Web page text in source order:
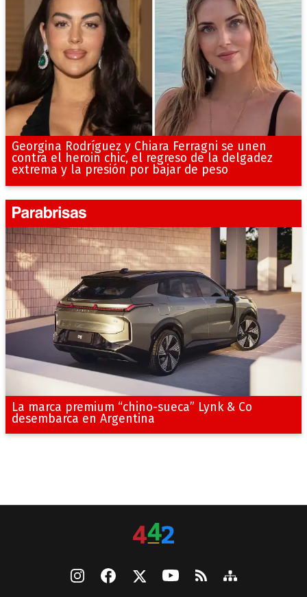
Georgina Rodríguez y Chiara Ferragni se unen
contra el heroin chic, el regreso de la delgadez
extrema y la presión por bajar de peso
La marca premium “chino-sueca” Lynk & Co
desembarca en Argentina